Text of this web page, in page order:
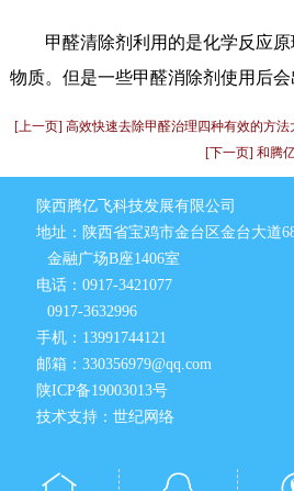
甲醛清除剂利用的是化学反应
物质。但是一些甲醛消除剂使用后会
[上一页] 高效快速去除甲醛治理四种有效的方法
[下一页] 和腾
陕西腾亿飞科技发展有限公司
地址：陕西省宝鸡市金台区金台大道
金融广场B座1406室
电话：0917-3421077
0917-3632996
手机：13991744121
邮箱：330356979@qq.com
陕ICP备19003013号
技术支持：世纪网络